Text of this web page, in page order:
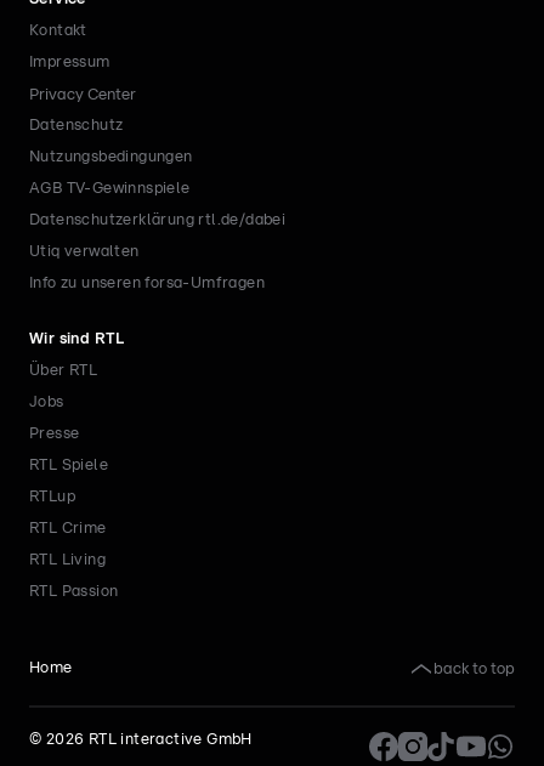
Kontakt
Impressum
Privacy Center
Datenschutz
Nutzungsbedingungen
AGB TV-Gewinnspiele
Datenschutzerklärung rtl.de/dabei
Utiq verwalten
Info zu unseren forsa-Umfragen
Wir sind RTL
Über RTL
Jobs
Presse
RTL Spiele
RTLup
RTL Crime
RTL Living
RTL Passion
Home back to top
© 2026 RTL interactive GmbH